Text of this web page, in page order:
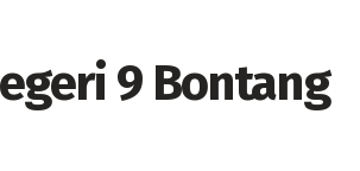
9 Bontang